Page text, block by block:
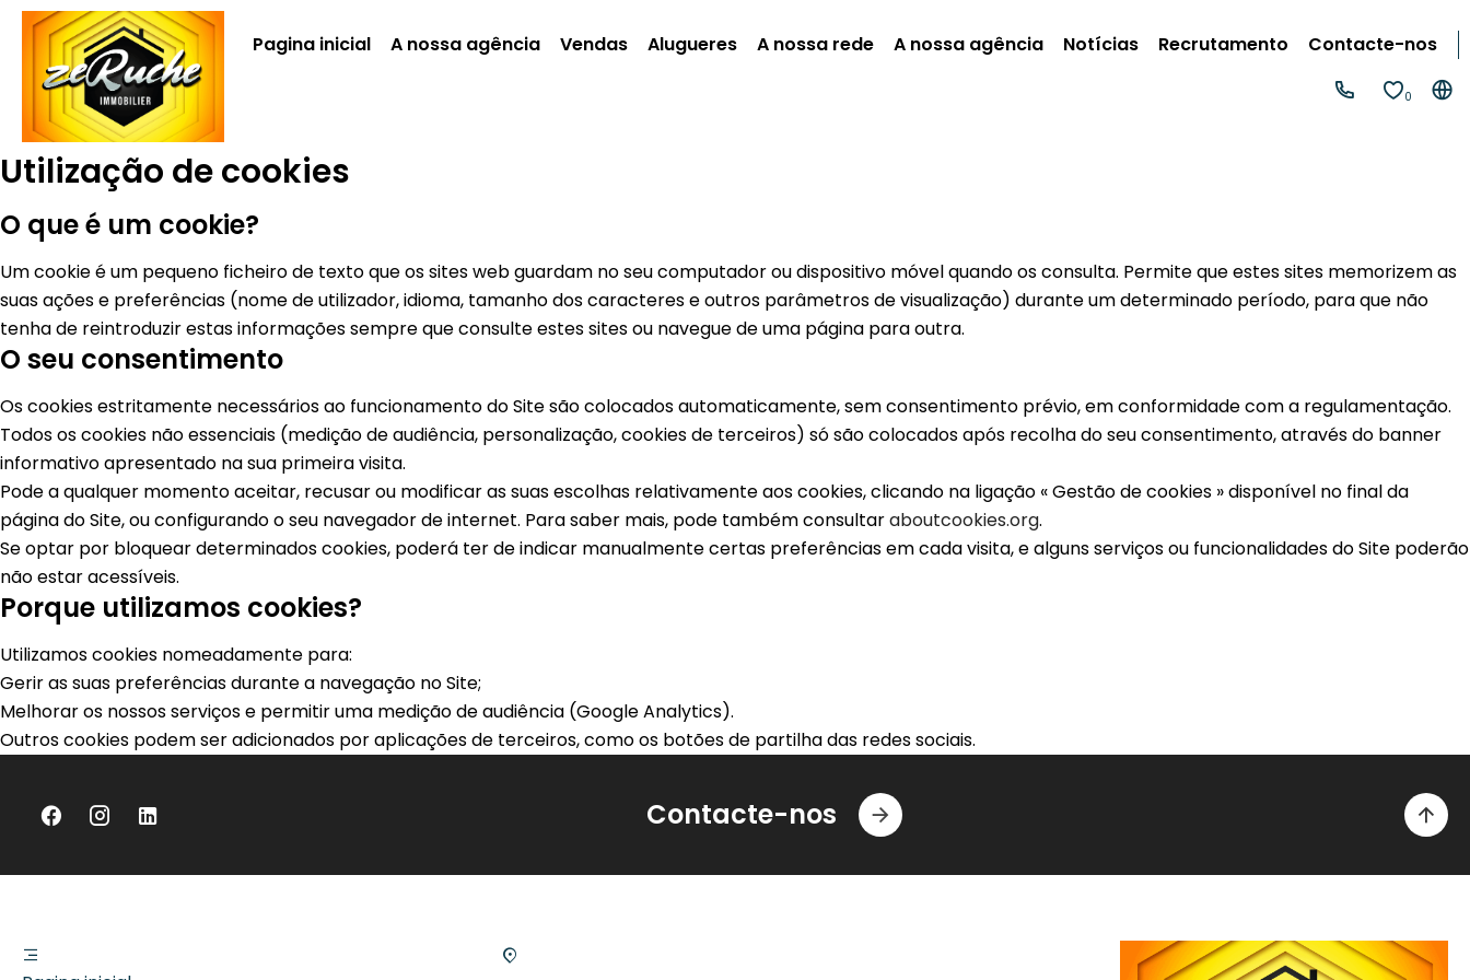
Pagina inicial A nossa agência Vendas Alugueres A nossa rede A nossa agência Notícias Recrutamento Contacte-nos
0
Utilização de cookies
O que é um cookie?
Um cookie é um pequeno ficheiro de texto que os sites web guardam no seu computador ou dispositivo móvel quando os consulta. Permite que estes sites memorizem as
suas ações e preferências (nome de utilizador, idioma, tamanho dos caracteres e outros parâmetros de visualização) durante um determinado período, para que não
tenha de reintroduzir estas informações sempre que consulte estes sites ou navegue de uma página para outra.
O seu consentimento
Os cookies estritamente necessários ao funcionamento do Site são colocados automaticamente, sem consentimento prévio, em conformidade com a regulamentação.
Todos os cookies não essenciais (medição de audiência, personalização, cookies de terceiros) só são colocados após recolha do seu consentimento, através do banner
informativo apresentado na sua primeira visita.
Pode a qualquer momento aceitar, recusar ou modificar as suas escolhas relativamente aos cookies, clicando na ligação « Gestão de cookies » disponível no final da
página do Site, ou configurando o seu navegador de internet. Para saber mais, pode também consultaraboutcookies.org.
Se optar por bloquear determinados cookies, poderá ter de indicar manualmente certas preferências em cada visita, e alguns serviços ou funcionalidades do Site poderão
não estar acessíveis.
Porque utilizamos cookies?
Utilizamos cookies nomeadamente para:
Gerir as suas preferências durante a navegação no Site;
Melhorar os nossos serviços e permitir uma medição de audiência (Google Analytics).
Outros cookies podem ser adicionados por aplicações de terceiros, como os botões de partilha das redes sociais.
Contacte-nos